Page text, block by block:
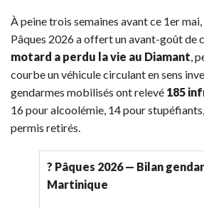
À peine trois semaines avant ce 1er
Pâques 2026 a offert un avant-goût de
motard a perdu la vie au Diamant,
courbe un véhicule circulant en sens
gendarmes mobilisés ont relevé 185
16 pour alcoolémie, 14 pour
permis retirés.
? Pâques 2026 — Bilan
Martinique